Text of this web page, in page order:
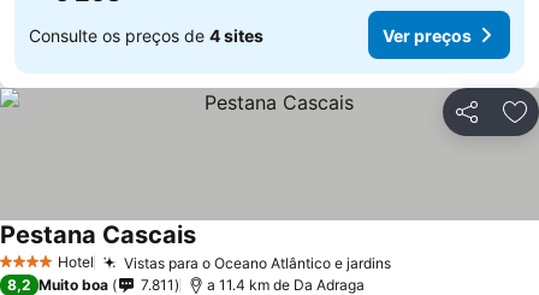
Consulte os preços de 4 sites Ver preços
Partilhar
4 EstrelasHotel Vistas para o Oceano Atlântico e jardins
Pestana Cascais
8,2 Muito boa 7.811 a 11.4 km de Da Adraga